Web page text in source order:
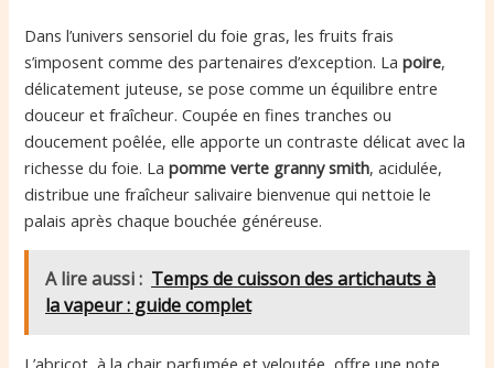
Dans l’univers sensoriel du foie gras, les fruits frais
s’imposent comme des partenaires d’exception. Lapoire,
délicatement juteuse, se pose comme un équilibre entre
douceur et fraîcheur. Coupée en fines tranches ou
doucement poêlée, elle apporte un contraste délicat avec la
richesse du foie. Lapomme verte granny smith, acidulée,
distribue une fraîcheur salivaire bienvenue qui nettoie le
palais après chaque bouchée généreuse.
A lire aussi : Temps de cuisson des artichauts à
la vapeur : guide complet